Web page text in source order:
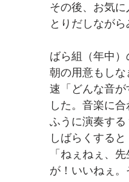
その後、お気
とりだしなが
ばら組（年中
朝の用意もし
速「どんな音
した。音楽に
ふうに演奏する
しばらくすると
「ねぇねぇ、
が！いいねぇ